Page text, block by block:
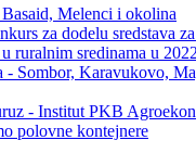
Melenci i okolina
za dodelu sredstava
ruralnim sredinama u
- Sombor, Karavukovo,
- Institut PKB
polovne kontejnere